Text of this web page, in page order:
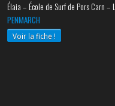
Élaia – École de Surf de Pors Carn –
PENMARCH
Voir la fiche !